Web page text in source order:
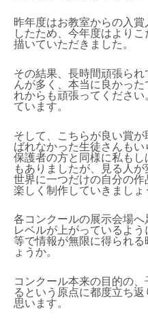
昨年度はお教室からの入
したため、今年度はより
描いていただきました。
その結果、長時間頑張ら
んが多く、本当に良かっ
れからも頑張ってくださ
ています。
そして、こちらが良い賞
ばれなかった生徒さんも
保護者の方と同様に私も
もありましたが、見る人が
世界に一つだけの自分の
楽しく制作していきましょ
各コンクールの展示会場
レベルが上がっているよ
等で情報が無限に得られ
ょうか。
コンクール本来の目的の
るという原点に都度立ち
思います。